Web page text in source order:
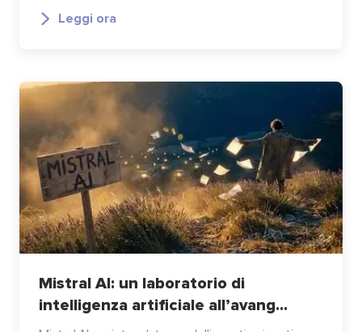
Leggi ora
Mistral AI: un laboratorio di
intelligenza artificiale all’avang...